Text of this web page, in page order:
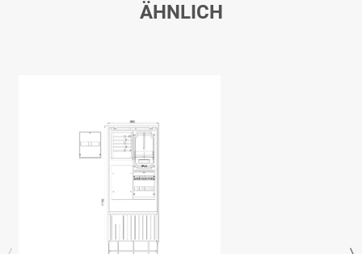
ÄHNLICH